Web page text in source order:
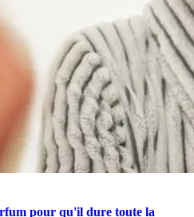
pour qu'il dure toute la